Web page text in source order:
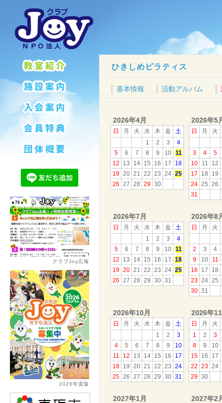
ひきしめピラティス
基本情報 活動アルバム
2026年4月
日 月 火 水 木 金
土
1
2 3
4
5
6 7 8 9 10 11
12
13 14 15 16 17
18
19 20 21 22 23 24 25
26 27 28 29 30
2026年5
日 月 火
3 4
5
10
11
12
17
18
19
24 25 26
31
2026年7月
日 月 火 水 木 金
土
1
2 3
4
5
6 7 8 9 10 11
12
13 14 15 16 17 18
19 20 21 22 23 24 25
26 27 28 29 30 31
2026年8
日 月 火
2 3
4
9
10
11
16
17
18
23 24 25
30 31
2026年10月
日 月 火 水 木 金
土
1
2
3
4
5 6 7 8 9
10
11
12 13 14 15 16
17
18 19 20 21 22 23 24
25 26 27 28 29 30 31
2026年
日 月
火
1
2
3
8
9
10
15 16
17
22 23 24
29 30
2027年1月 2027年2
クラブJoy広報
2026年度版